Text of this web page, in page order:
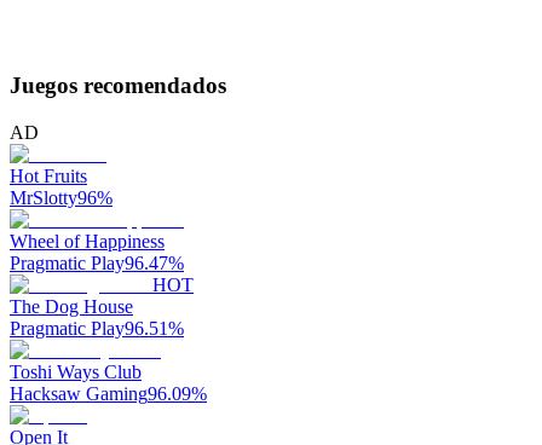
Juegos recomendados
AD
Hot Fruits
MrSlotty96%
Wheel of Happiness
Pragmatic Play96.47%
HOT
The Dog House
Pragmatic Play96.51%
Toshi Ways Club
Hacksaw Gaming96.09%
Open It